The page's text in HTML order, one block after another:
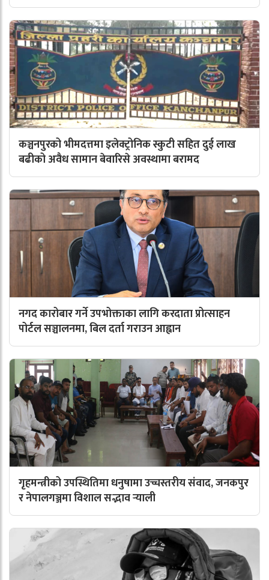
कञ्चनपुरको भीमदत्तमा इलेक्ट्रोनिक स्कुटी सहित दुई लाख
बढीको अवैध सामान बेवारिसे अवस्थामा बरामद
नगद कारोबार गर्ने उपभोक्ताका लागि करदाता प्रोत्साहन
पोर्टल सञ्चालनमा, बिल दर्ता गराउन आह्वान
गृहमन्त्रीको उपस्थितिमा धनुषामा उच्चस्तरीय संवाद, जनकपुर
र नेपालगञ्जमा विशाल सद्भाव र्‍याली